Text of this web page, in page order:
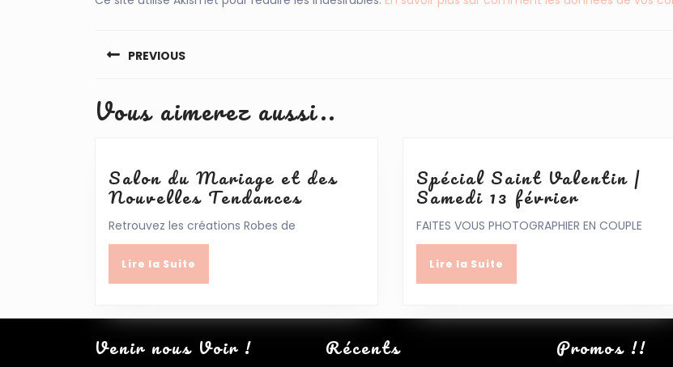
de
l’article
PREVIOUS
post:
Vous aimerez aussi..
Salon du Mariage et des
Nouvelles TendancesSalon
Tendances
Retrouvez les créations Robes de
Lire la Suite
Spécial Saint Valentin |
Samedi 13 févrierSpécial
Saint
Valentin
février
FAITES VOUS PHOTOGRAPHIER EN COUPLE
Lire la Suite
Venir nous Voir ! Récents Promos !!